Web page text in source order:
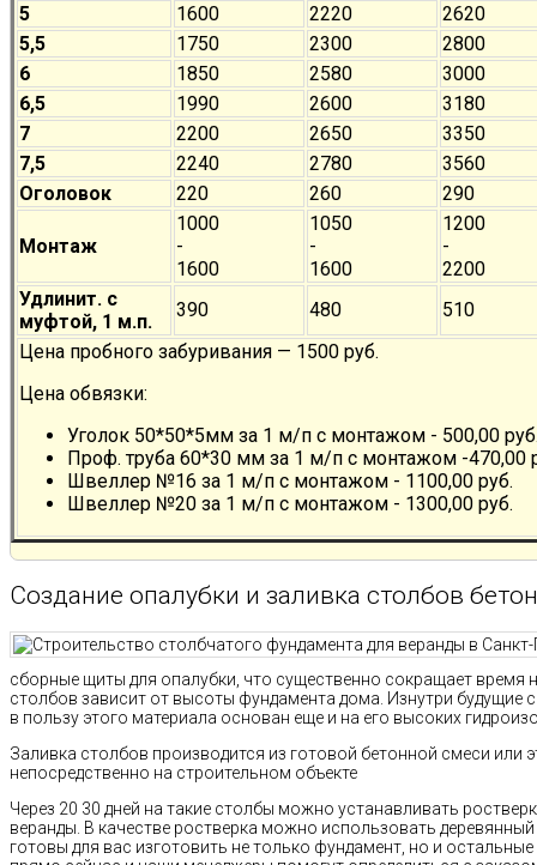
5
1600 2220
2620
5,5
1750 2300
2800
6
1850 2580
3000
6,5
1990 2600
3180
7
2200 2650
3350
7,5
2240 2780
3560
Оголовок
220 260 290
Монтаж
1000
-
1600
1050
-
1600
1200
-
2200
Удлинит. с
муфтой, 1 м.п.
390 480
510
Цена пробного забуривания — 1500 руб.
Цена обвязки:
Уголок 50*50*5мм за 1 м/п с монтажом - 500,00
Проф. труба 60*30 мм за 1 м/п с монтажом -470,00
Швеллер №16 за 1 м/п с монтажом - 1100,00 руб.
Швеллер №20 за 1 м/п с монтажом - 1300,00 руб.
Создание опалубки и заливка столбов
сборные щиты для опалубки, что существенно сокращает время
столбов зависит от высоты фундамента дома. Изнутри будущие
в пользу этого материала основан еще и на его высоких
Заливка столбов производится из готовой бетонной смеси или
непосредственно на строительном объекте
Через 20 30 дней на такие столбы можно устанавливать
веранды. В качестве ростверка можно использовать
готовы для вас изготовить не только фундамент, но и